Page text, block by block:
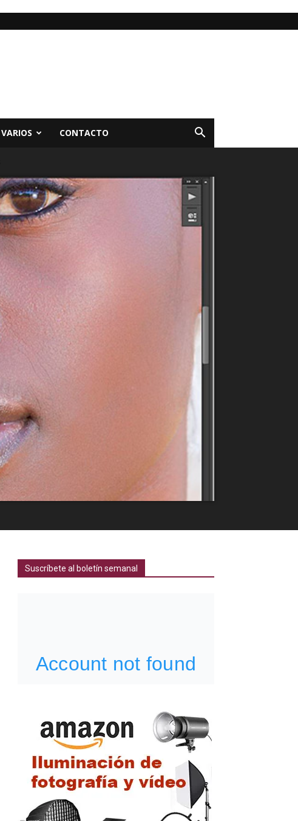
VARIOS CONTACTO
Suscríbete al boletín semanal